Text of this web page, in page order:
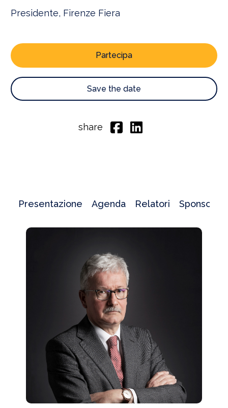
Presidente, Firenze Fiera
Partecipa
Save the date
share
Presentazione Agenda Relatori Sponsor